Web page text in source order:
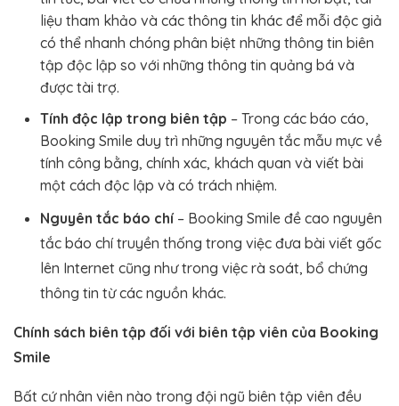
liệu tham khảo và các thông tin khác để mỗi độc giả
có thể nhanh chóng phân biệt những thông tin biên
tập độc lập so với những thông tin quảng bá và
được tài trợ.
Tính độc lập trong biên tập – Trong các báo cáo,
Booking Smile duy trì những nguyên tắc mẫu mực về
tính công bằng, chính xác, khách quan và viết bài
một cách độc lập và có trách nhiệm.
Nguyên tắc báo chí– Booking Smile đề cao nguyên
tắc báo chí truyền thống trong việc đưa bài viết gốc
lên Internet cũng như trong việc rà soát, bổ chứng
thông tin từ các nguồn khác.
Chính sách biên tập đối với biên tập viên của Booking
Smile
Bất cứ nhân viên nào trong đội ngũ biên tập viên đều